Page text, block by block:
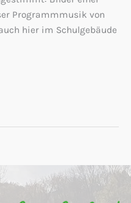
Programmmusik von
hier im Schulgebäude